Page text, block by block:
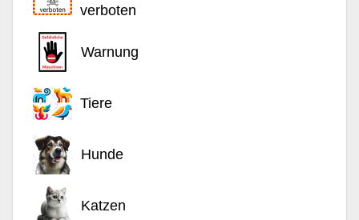
verboten
Warnung
Tiere
Hunde
Katzen